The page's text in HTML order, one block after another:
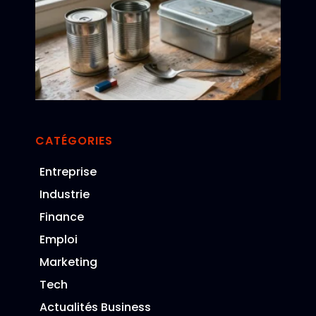
to
use
is
really
large
CATÉGORIES
Entreprise
Industrie
Finance
Emploi
Marketing
Tech
Actualités Business